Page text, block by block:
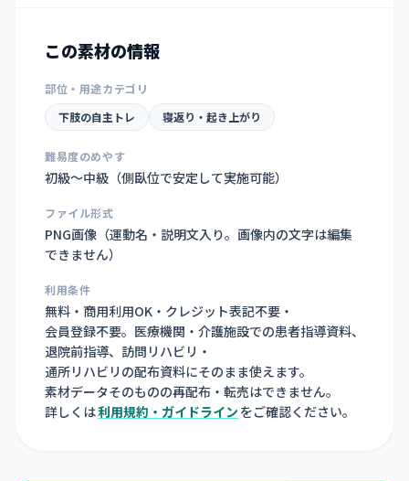
この素材の情報
部位・用途カテゴリ
下肢の自主トレ
寝返り・起き上がり
難易度のめやす
初級〜中級（側臥位で安定して実施可能）
ファイル形式
PNG画像（運動名・説明文入り。画像内の文字は編集
できません）
利用条件
無料・商用利用OK・クレジット表記不要・
会員登録不要。医療機関・介護施設での患者指導資料、
退院前指導、訪問リハビリ・
通所リハビリの配布資料にそのまま使えます。
素材データそのものの再配布・転売はできません。
詳しくは利用規約・ガイドライン をご確認ください。